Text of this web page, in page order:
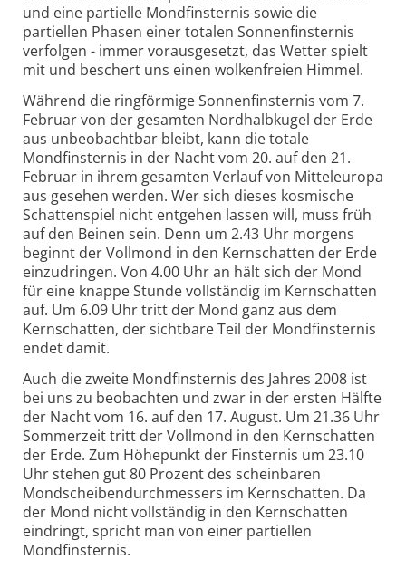
und eine partielle Mondfinsternis sowie die
partiellen Phasen einer totalen Sonnenfinsternis
verfolgen - immer vorausgesetzt, das Wetter spielt
mit und beschert uns einen wolkenfreien Himmel.
Während die ringförmige Sonnenfinsternis vom 7.
Februar von der gesamten Nordhalbkugel der Erde
aus unbeobachtbar bleibt, kann die totale
Mondfinsternis in der Nacht vom 20. auf den 21.
Februar in ihrem gesamten Verlauf von Mitteleuropa
aus gesehen werden. Wer sich dieses kosmische
Schattenspiel nicht entgehen lassen will, muss früh
auf den Beinen sein. Denn um 2.43 Uhr morgens
beginnt der Vollmond in den Kernschatten der Erde
einzudringen. Von 4.00 Uhr an hält sich der Mond
für eine knappe Stunde vollständig im Kernschatten
auf. Um 6.09 Uhr tritt der Mond ganz aus dem
Kernschatten, der sichtbare Teil der Mondfinsternis
endet damit.
Auch die zweite Mondfinsternis des Jahres 2008 ist
bei uns zu beobachten und zwar in der ersten Hälfte
der Nacht vom 16. auf den 17. August. Um 21.36 Uhr
Sommerzeit tritt der Vollmond in den Kernschatten
der Erde. Zum Höhepunkt der Finsternis um 23.10
Uhr stehen gut 80 Prozent des scheinbaren
Mondscheibendurchmessers im Kernschatten. Da
der Mond nicht vollständig in den Kernschatten
eindringt, spricht man von einer partiellen
Mondfinsternis.